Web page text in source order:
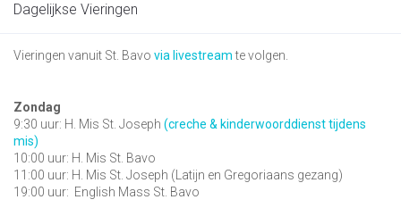
Dagelijkse Vieringen
Vieringen vanuit St. Bavo via livestreamte volgen.
Zondag
9:30 uur: H. Mis St. Joseph (creche & kinderwoorddienst tijdens
mis)
10:00 uur: H. Mis St. Bavo
11:00 uur: H. Mis St. Joseph (Latijn en Gregoriaans gezang)
19:00 uur: English Mass St. Bavo